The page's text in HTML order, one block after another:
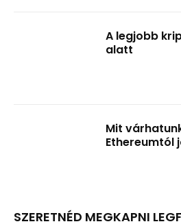
A legjobb
alatt
Mit
Ethereumtól
SZERETNÉD MEGKAPNI